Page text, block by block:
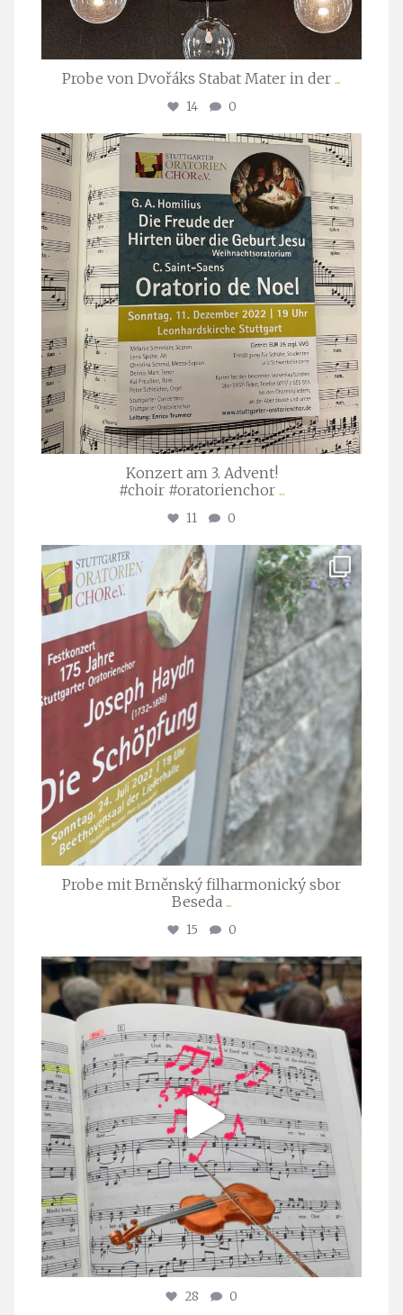
Probe von Dvořáks Stabat Mater in der ...
14 0
stuttgarter_oratorienchor
Nov. 29
Konzert am 3. Advent!
#choir #oratorienchor ...
11 0
stuttgarter_oratorienchor
Juli 23
Probe mit Brněnský filharmonický sbor
Beseda ...
15 0
stuttgarter_oratorienchor
Juli 23
28 0